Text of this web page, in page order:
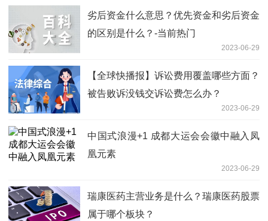
劣后资金什么意思？优先资金和劣后资金
的区别是什么？-当前热门
2023-06-29
【全球快播报】诉讼费用覆盖哪些方面？
被告败诉没钱交诉讼费怎么办？
2023-06-29
中国式浪漫+1 成都大运会会徽中融入凤
凰元素
2023-06-29
瑞康医药主营业务是什么？瑞康医药股票
属于哪个板块？